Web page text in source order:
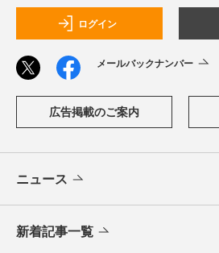
ログイン
メールバックナンバー
広告掲載のご案内
ニュース
新着記事一覧